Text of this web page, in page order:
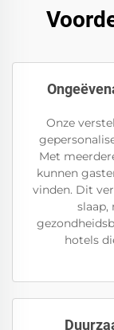
Onze
Met
kunnen
vinden. Dit
slaap,
hotels